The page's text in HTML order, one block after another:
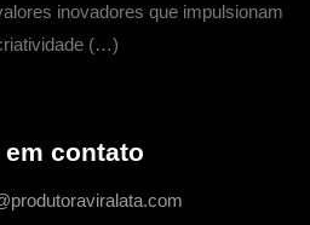
inovadores que impulsionam
(…)
em contato